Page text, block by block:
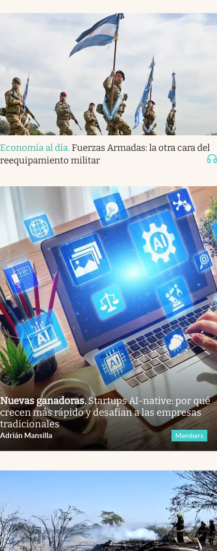
Economía al día. Fuerzas Armadas: la otra cara del
reequipamiento militar
Nuevas ganadoras.Startups AI-native: por qué
crecen más rápido y desafían a las empresas
tradicionales
Adrián Mansilla Members